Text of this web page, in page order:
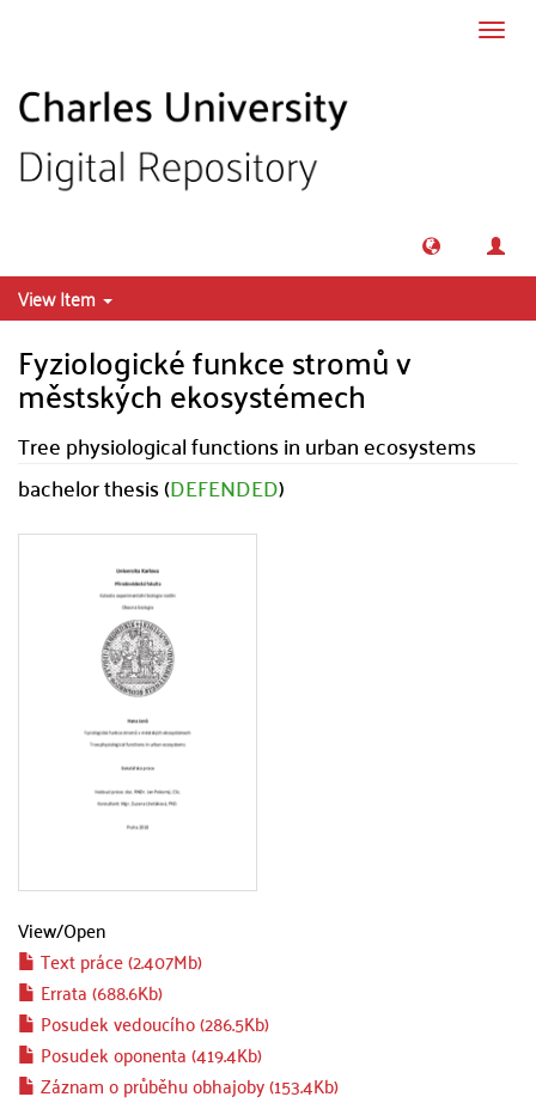
View Item
Fyziologické funkce stromů v
městských ekosystémech
Tree physiological functions in urban ecosystems
bachelor thesis (DEFENDED)
View/Open
Text práce (2.407Mb)
Errata (688.6Kb)
Posudek vedoucího (286.5Kb)
Posudek oponenta (419.4Kb)
Záznam o průběhu obhajoby (153.4Kb)